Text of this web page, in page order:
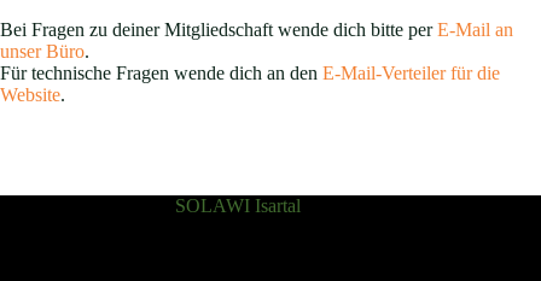
Bei Fragen zu deiner Mitgliedschaft wende dich bitte perE-Mail an
unser Büro.
Für technische Fragen wende dich an den E-Mail-Verteiler für die
Website.
SOLAWI Isartal